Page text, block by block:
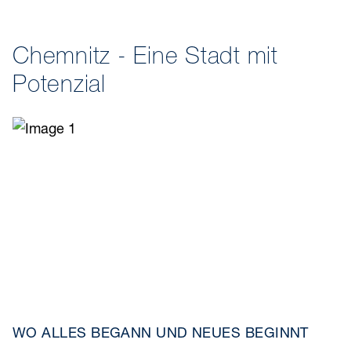
Chemnitz - Eine Stadt mit
Potenzial
WO ALLES BEGANN UND NEUES BEGINNT